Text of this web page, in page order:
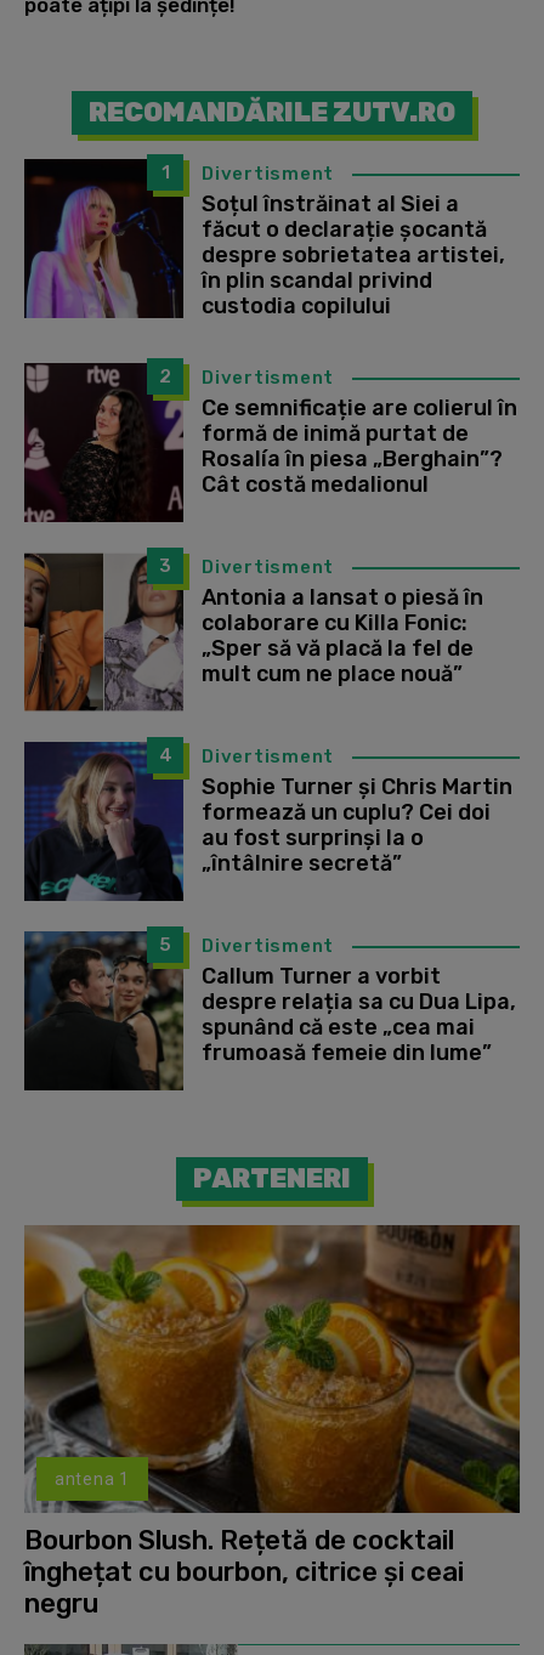
poate ațipi la ședințe!
RECOMANDĂRILE ZUTV.RO
1 Divertisment
Soțul înstrăinat al Siei a
făcut o declarație șocantă
despre sobrietatea artistei,
în plin scandal privind
custodia copilului
2 Divertisment
Ce semnificație are colierul în
formă de inimă purtat de
Rosalía în piesa „Berghain”?
Cât costă medalionul
3 Divertisment
Antonia a lansat o piesă în
colaborare cu Killa Fonic:
„Sper să vă placă la fel de
mult cum ne place nouă”
4 Divertisment
Sophie Turner și Chris Martin
formează un cuplu? Cei doi
au fost surprinși la o
„întâlnire secretă”
5 Divertisment
Callum Turner a vorbit
despre relația sa cu Dua Lipa,
spunând că este „cea mai
frumoasă femeie din lume”
PARTENERI
antena 1
Bourbon Slush. Rețetă de cocktail
înghețat cu bourbon, citrice și ceai
negru